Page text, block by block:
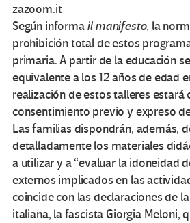
zazoom.it
Según informail manifesto, la
prohibición total de estos
primaria. A partir de la educación
equivalente a los 12 años de edad
realización de estos talleres estará
consentimiento previo y expreso
Las familias dispondrán, además,
detalladamente los materiales
a utilizar y a “evaluar la idoneidad
externos implicados en las
coincide con las declaraciones de
italiana, la fascista Giorgia Meloni,